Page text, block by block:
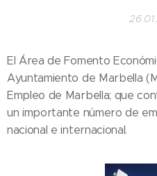
El Área de Fomento
Ayuntamiento de Marbella
Empleo de Marbella; que
un importante número de
nacional e internacional.